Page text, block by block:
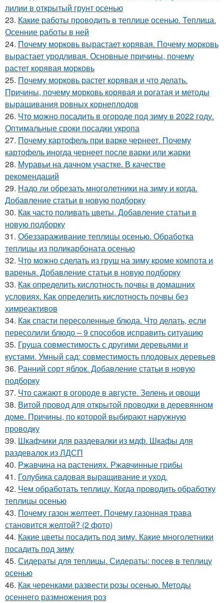
лилии в открытый грунт осенью
23. Какие работы проводить в теплице осенью. Теплица.
Осенние работы в ней
24. Почему морковь вырастает корявая. Почему морковь
вырастает уродливая. Основные причины, почему
растет корявая морковь
25. Почему морковь растет корявая и что делать.
Причины, почему морковь корявая и рогатая и методы
выращивания ровных корнеплодов
26. Что можно посадить в огороде под зиму в 2022 году.
Оптимальные сроки посадки укропа
27. Почему картофель при варке чернеет. Почему
картофель иногда чернеет после варки или жарки
28. Муравьи на дачном участке. В качестве
рекомендаций
29. Надо ли обрезать многолетники на зиму и когда.
Добавление статьи в новую подборку
30. Как часто поливать цветы. Добавление статьи в
новую подборку
31. Обеззараживание теплицы осенью. Обработка
теплицы из поликарбоната осенью
32. Что можно сделать из груш на зиму кроме компота и
варенья. Добавление статьи в новую подборку
33. Как определить кислотность почвы в домашних
условиях. Как определить кислотность почвы без
химреактивов
34. Как спасти пересоленные блюда. Что делать, если
пересолили блюдо – 9 способов исправить ситуацию
35. Груша совместимость с другими деревьями и
кустами. Умный сад: совместимость плодовых деревьев
36. Ранний сорт яблок. Добавление статьи в новую
подборку
37. Что сажают в огороде в августе. Зелень и овощи
38. Витой провод для открытой проводки в деревянном
доме. Причины, по которой выбирают наружную
проводку
39. Шкафчики для раздевалки из мдф. Шкафы для
раздевалок из ЛДСП
40. Ржавчина на растениях. Ржавчинные грибы
41. Голубика садовая выращивание и уход.
42. Чем обработать теплицу. Когда проводить обработку
теплицы осенью
43. Почему газон желтеет. Почему газонная трава
становится желтой? (2 фото)
44. Какие цветы посадить под зиму. Какие многолетники
посадить под зиму
45. Сидераты для теплицы. Сидераты: посев в теплицу
осенью
46. Как черенками развести розы осенью. Методы
осеннего размножения роз